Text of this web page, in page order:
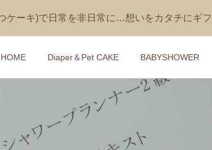
ケーキ)で日常を非日常に…想いをカタチにギ
HOME Diaper＆Pet CAKE BABYSHOWER
【おむつケーキ】IKONIHの
ひのきのガラガラ付き
【1DAYレッスン】パーティ
装飾技法＆ゲーム